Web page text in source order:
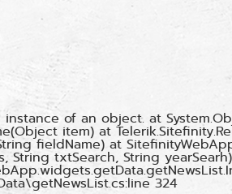
of an object. at
item) at
fieldName) at
txtSearch, String
324